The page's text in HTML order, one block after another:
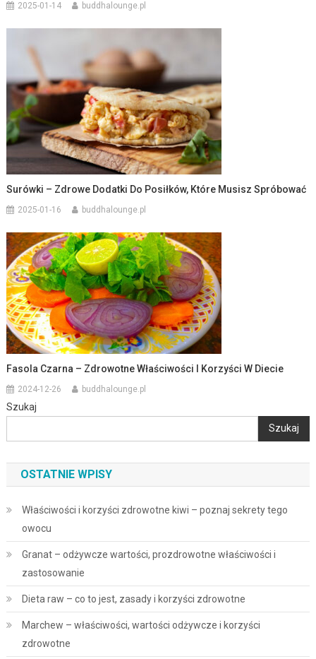
2025-01-14 buddhalounge.pl
Surówki – Zdrowe Dodatki Do Posiłków, Które Musisz Spróbować
2025-01-16 buddhalounge.pl
Fasola Czarna – Zdrowotne Właściwości I Korzyści W Diecie
2024-12-26 buddhalounge.pl
Szukaj
Szukaj
OSTATNIE WPISY
Właściwości i korzyści zdrowotne kiwi – poznaj sekrety tego
owocu
Granat – odżywcze wartości, prozdrowotne właściwości i
zastosowanie
Dieta raw – co to jest, zasady i korzyści zdrowotne
Marchew – właściwości, wartości odżywcze i korzyści
zdrowotne